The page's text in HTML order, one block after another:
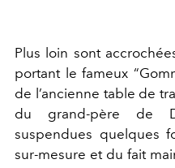
Plus loin sont
portant le fameux
de l’ancienne table de
du grand-père de
suspendues quelques
sur-mesure et du fait